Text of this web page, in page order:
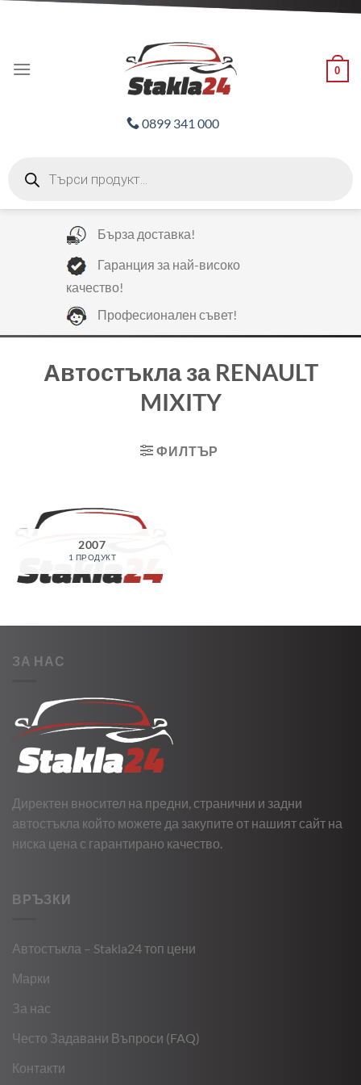
0
0899 341 000
search
Бърза доставка!
Гаранция за най-високо
качество!
Професионален съвет!
Автостъкла за RENAULT
MIXITY
ФИЛТЪР
2007
1 ПРОДУКТ
ЗА НАС
Директен вносител на предни, странични и задни
автостъкла който можете да закупите от нашият сайт на
ниска цена с гарантирано качество.
ВРЪЗКИ
Автостъкла – Stakla24 топ цени
Марки
За нас
Често Задавани Въпроси (FAQ)
Контакти